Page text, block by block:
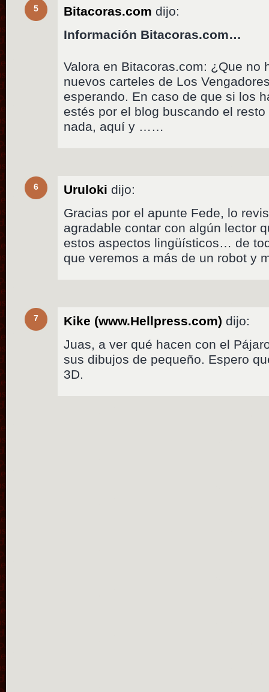
5 Bitacoras.com dijo:
Información Bitacoras.com…
Valora en Bitacoras.com: ¿Que no
nuevos carteles de Los
esperando. En caso de que si los
estés por el blog buscando el
nada, aquí y ……
6 Uruloki dijo:
Gracias por el apunte Fede, lo
agradable contar con algún lector
estos aspectos lingüísticos… de
que veremos a más de un robot y
7 Kike (www.Hellpress.com) dijo:
Juas, a ver qué hacen con el
sus dibujos de pequeño. Espero
3D.